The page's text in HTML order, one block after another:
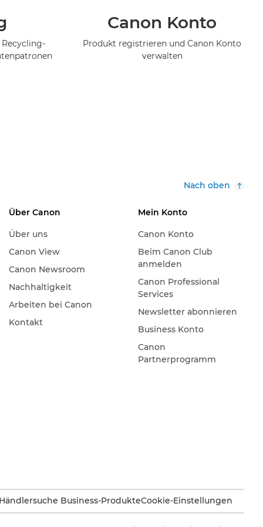
Canon Konto
Produkt registrieren und Canon Konto
verwalten
Nach oben
Über Canon
Über uns
Canon View
Canon Newsroom
Nachhaltigkeit
Arbeiten bei Canon
Kontakt
Mein Konto
Canon Konto
Beim Canon Club
anmelden
Canon Professional
Services
Newsletter abonnieren
Business Konto
Canon
Partnerprogramm
Händlersuche Business-ProdukteCookie-Einstellungen